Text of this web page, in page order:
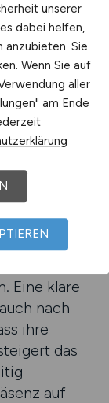
um ihre
und zu
zufällig,
die auf
Klinik bietet
Eine klare
nach
ihre
das
auf
unserer
dabei helfen,
anzubieten. Sie
Wenn Sie auf
aller
am Ende